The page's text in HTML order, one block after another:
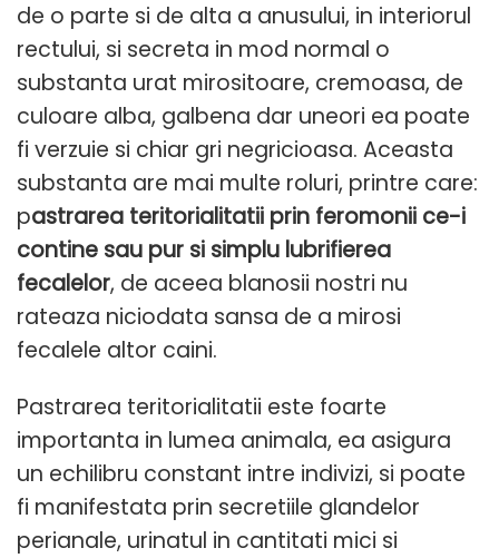
de o parte si de alta a anusului, in interiorul
rectului, si secreta in mod normal o
substanta urat mirositoare, cremoasa, de
culoare alba, galbena dar uneori ea poate
fi verzuie si chiar gri negricioasa. Aceasta
substanta are mai multe roluri, printre care:
pastrarea teritorialitatii prin feromonii ce-i
contine sau pur si simplu lubrifierea
fecalelor, de aceea blanosii nostri nu
rateaza niciodata sansa de a mirosi
fecalele altor caini.
Pastrarea teritorialitatii este foarte
importanta in lumea animala, ea asigura
un echilibru constant intre indivizi, si poate
fi manifestata prin secretiile glandelor
perianale, urinatul in cantitati mici si